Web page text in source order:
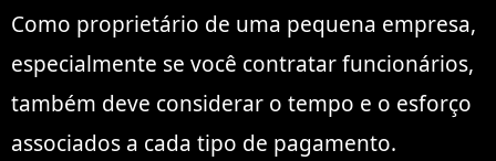
Como proprietário de uma pequena empresa,
especialmente se você contratar funcionários,
também deve considerar o tempo e o esforço
associados a cada tipo de pagamento.